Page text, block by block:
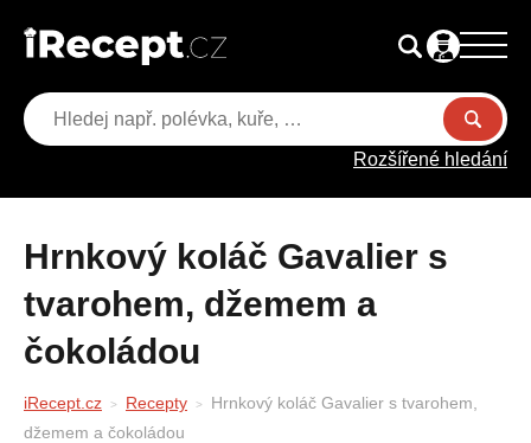
Rozšířené hledání
Hrnkový koláč Gavalier s
tvarohem, džemem a
čokoládou
iRecept.cz Recepty
Hrnkový koláč Gavalier s tvarohem,
džemem a čokoládou